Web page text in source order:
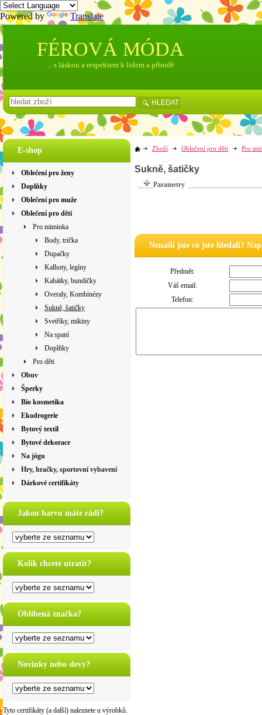
Powered by Translate
E-shop
Oblečení pro ženy
Doplňky
Oblečení pro muže
Oblečení pro děti
Pro miminka
Body, trička
Dupačky
Kalhoty, legíny
Kabátky, bundičky
Overaly, Kombinézy
Sukně, šatičky
Svetříky, mikiny
Na spaní
Doplňky
Pro děti
Obuv
Šperky
Bio kosmetika
Ekodrogerie
Bytový textil
Bytové dekorace
Na jógu
Hry, hračky, sportovní vybavení
Dárkové certifikáty
Jakou barvu máte rádi?
Kolik chcete utratit?
Oblíbená značka?
Novinky nebo slevy?
Tyto certifikáty (a další) naleznete u výrobků.
Zboží Oblečení pro děti Pro
Sukně, šatičky
Parametry
Nenašli jste co jste hledali?
Předmět:
Váš email:
Telefon:
FÉROVÁ MÓDA
... s láskou a respektem k lidem a přírodě
HLEDAT